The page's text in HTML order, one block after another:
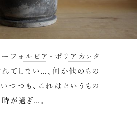
ーフォルビア・ポリアカンタ
てしまい…、何か他のもの
つつも、これはというもの
時が過ぎ…。